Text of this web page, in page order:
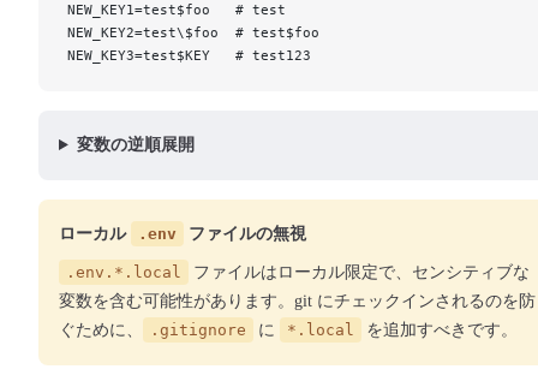
NEW_KEY1=test$foo   # test
NEW_KEY2=test\$foo  # test$foo
NEW_KEY3=test$KEY   # test123
変数の逆順展開
ローカル .env ファイルの無視
.env.*.local
ファイルはローカル限定で、センシティブな
変数を含む可能性があります。git にチェックインされるのを防
ぐために、
.gitignore に *.local を追加すべきです。